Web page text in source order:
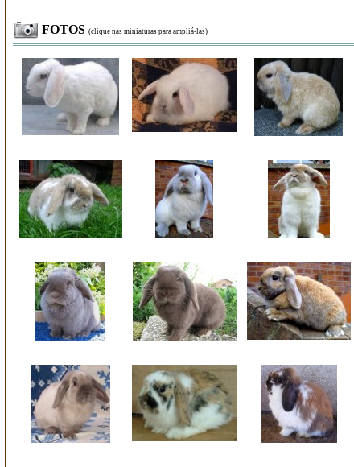
FOTOS (clique nas miniaturas para ampliá-las)